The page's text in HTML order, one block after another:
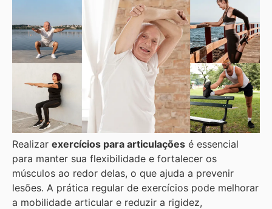
Realizar exercícios para articulações é essencial
para manter sua flexibilidade e fortalecer os
músculos ao redor delas, o que ajuda a prevenir
lesões. A prática regular de exercícios pode melhorar
a mobilidade articular e reduzir a rigidez,